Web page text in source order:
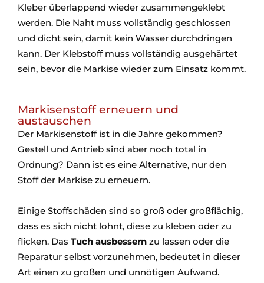
Kleber überlappend wieder zusammengeklebt
werden. Die Naht muss vollständig geschlossen
und dicht sein, damit kein Wasser durchdringen
kann. Der Klebstoff muss vollständig ausgehärtet
sein, bevor die Markise wieder zum Einsatz kommt.
Markisenstoff erneuern und
austauschen
Der Markisenstoff ist in die Jahre gekommen?
Gestell und Antrieb sind aber noch total in
Ordnung? Dann ist es eine Alternative, nur den
Stoff der Markise zu erneuern.
Einige Stoffschäden sind so groß oder großflächig,
dass es sich nicht lohnt, diese zu kleben oder zu
flicken. Das Tuch ausbessern zu lassen oder die
Reparatur selbst vorzunehmen, bedeutet in dieser
Art einen zu großen und unnötigen Aufwand.